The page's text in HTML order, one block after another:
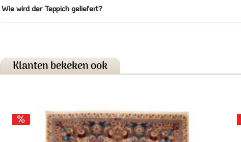
Wie wird der Teppich geliefert?
Klanten bekeken ook